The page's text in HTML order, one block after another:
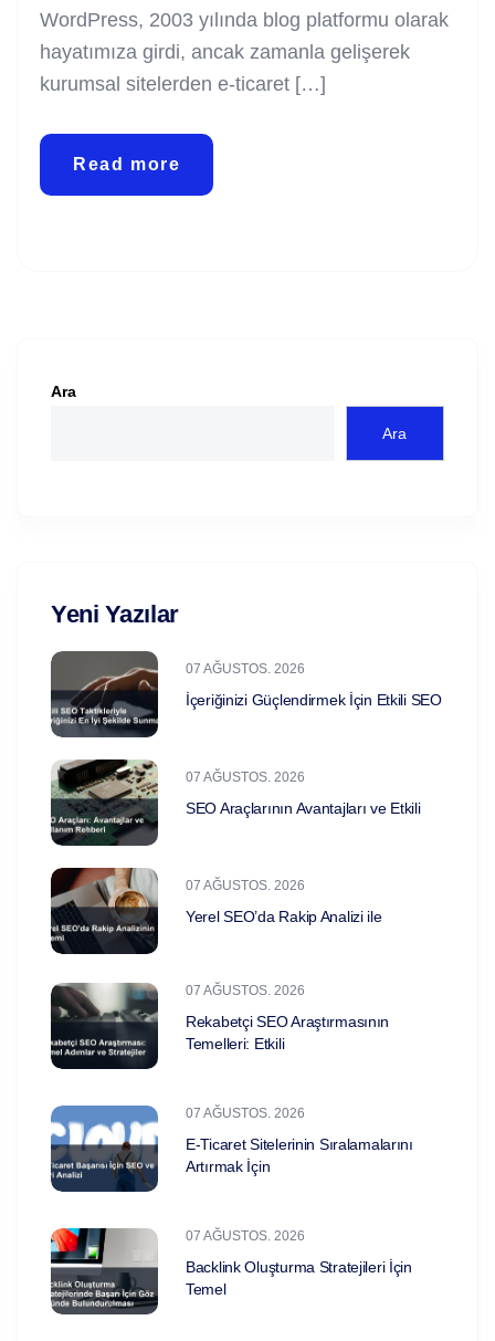
WordPress, 2003 yılında blog platformu olarak
hayatımıza girdi, ancak zamanla gelişerek
kurumsal sitelerden e-ticaret […]
Read more
Ara
Ara
Yeni Yazılar
07 AĞUSTOS. 2026
İçeriğinizi Güçlendirmek İçin Etkili SEO
07 AĞUSTOS. 2026
SEO Araçlarının Avantajları ve Etkili
07 AĞUSTOS. 2026
Yerel SEO’da Rakip Analizi ile
07 AĞUSTOS. 2026
Rekabetçi SEO Araştırmasının
Temelleri: Etkili
07 AĞUSTOS. 2026
E-Ticaret Sitelerinin Sıralamalarını
Artırmak İçin
07 AĞUSTOS. 2026
Backlink Oluşturma Stratejileri İçin
Temel